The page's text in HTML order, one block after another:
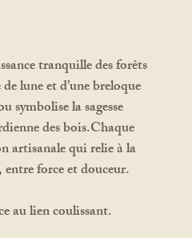
tranquille des forêts
lune et d’une breloque
symbolise la sagesse
des bois.Chaque
artisanale qui relie à la
force et douceur.
au lien coulissant.